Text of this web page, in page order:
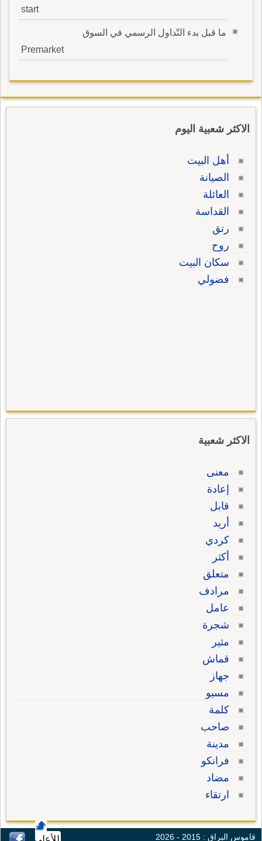
start
ما قبل بدء التّداول الرسمي في السوق
Premarket
الاكثر شعبية اليوم
أهل البيت
الصيانة
العائلة
القداسة
رتق
روح
سكان البيت
فضولي
الاكثر شعبية
معنى
إعادة
قابل
أريد
كردي
أكثر
متعلق
مرادف
عامل
شجرة
مثير
قماش
جهاز
مسيو
كلمة
صاحب
مدينة
فرانكو
مضاد
ارتقاء
للأعلى قاموس البراق : 2015 - 2026